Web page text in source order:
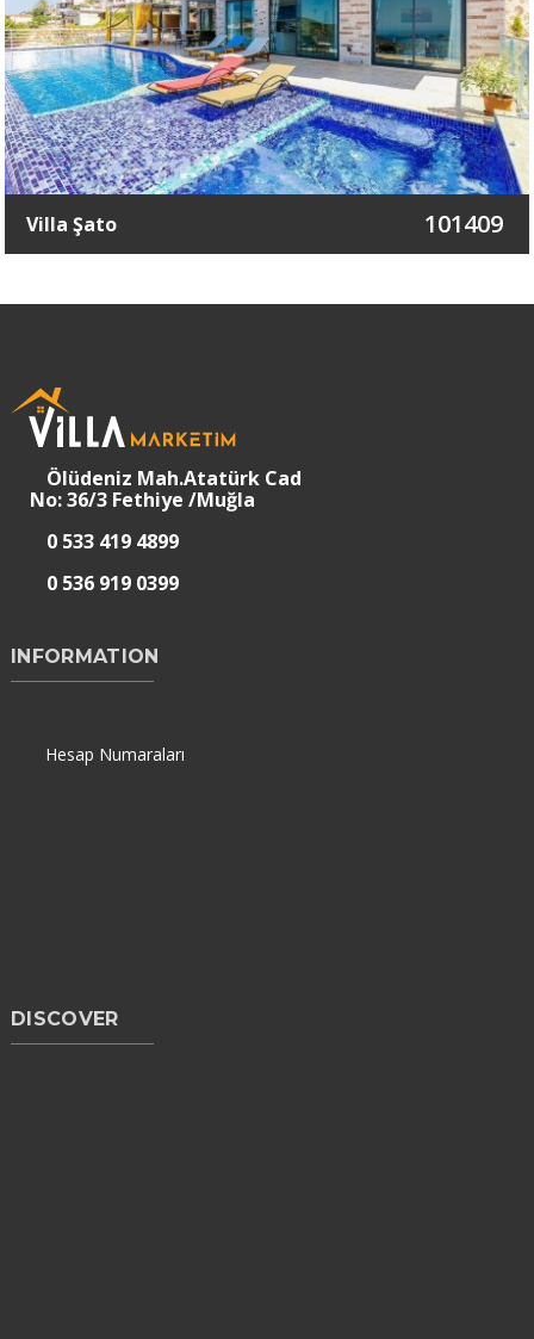
Villa Şato 101409
Ölüdeniz Mah.Atatürk Cad
No: 36/3 Fethiye /Muğla
0 533 419 4899
0 536 919 0399
INFORMATION
Hesap Numaraları
DISCOVER